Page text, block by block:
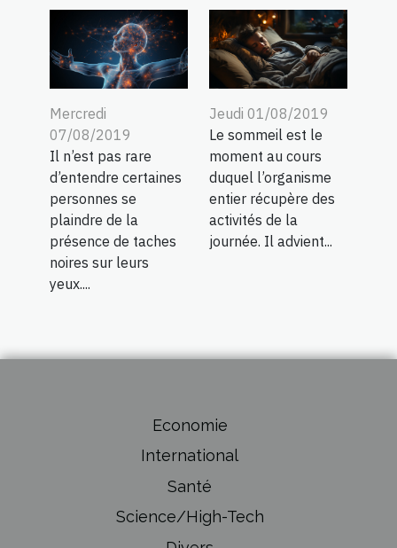
Mercredi
07/08/2019
Il n’est pas rare
d’entendre certaines
personnes se
plaindre de la
présence de taches
noires sur leurs
yeux....
Jeudi 01/08/2019
Le sommeil est le
moment au cours
duquel l’organisme
entier récupère des
activités de la
journée. Il advient...
Economie
International
Santé
Science/High-Tech